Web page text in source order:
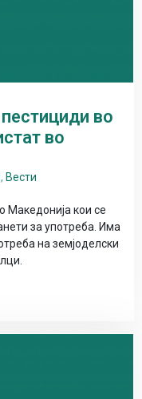
во
во
, Вести
Македонија кои се
за употреба. Има
на земјоделски